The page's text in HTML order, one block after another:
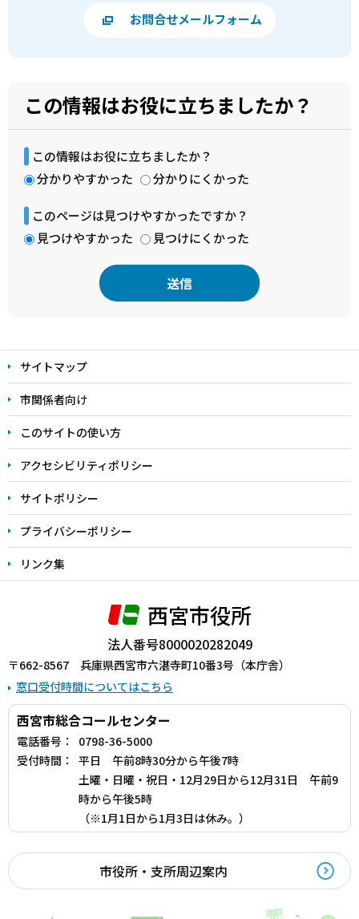
お問合せメールフォーム
この情報はお役に立ちましたか？
この情報はお役に立ちましたか？
分かりやすかった
分かりにくかった
このページは見つけやすかったですか？
見つけやすかった
見つけにくかった
文
こ
こ
ま
で
サイトマップ
市関係者向け
このサイトの使い方
アクセシビリティポリシー
サイトポリシー
プライバシーポリシー
リンク集
西宮市役所
法人番号8000020282049
〒662-8567 兵庫県西宮市六湛寺町10番3号（本庁舎）
窓口受付時間についてはこちら
西宮市総合コールセンター
電話番号：
0798-36-5000
受付時間：
平日 午前8時30分から午後7時
土曜・日曜・祝日・12月29日から12月31日 午前9
時から午後5時
（※1月1日から1月3日は休み。）
市役所・支所周辺案内